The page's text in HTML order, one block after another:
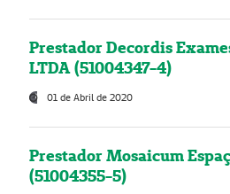
Prestador Decordis
LTDA (51004347-4)
01 de Abril de 2020
Prestador Mosaicum
(51004355-5)